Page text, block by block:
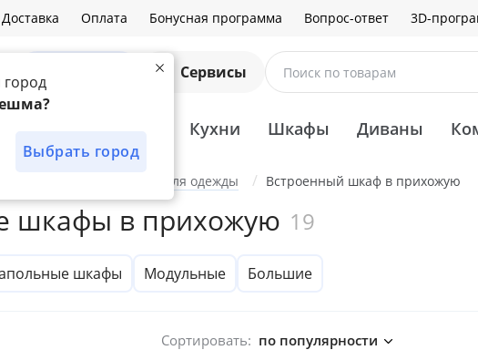
Выбрать город
Доставка Оплата Бонусная программа Вопрос-ответ 3D-
Сервисы Поиск по товарам
Кухни Шкафы Диваны
Для одежды Встроенный шкаф в прихожую
шкафы в прихожую 19
шкафы Модульные Большие
Сортировать: по популярности